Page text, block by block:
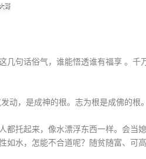
句话俗气，谁能悟透谁有福享 。千
动，是成神的根。志为根是成佛的根。
托起来，像水漂浮东西一样。会当
如水，怎能不合道呢？随贫随富、可